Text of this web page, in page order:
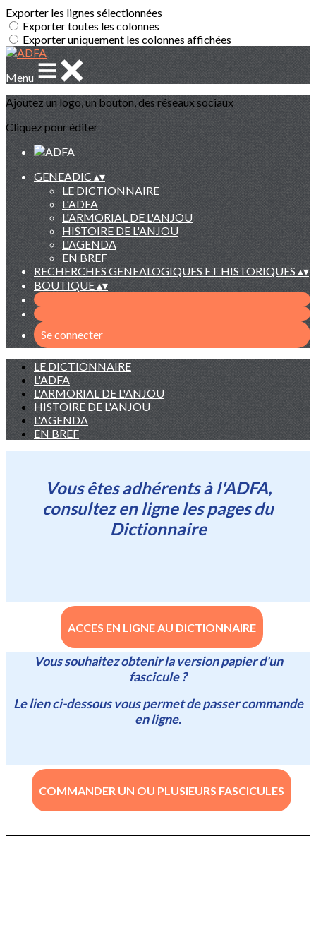
Exporter les lignes sélectionnées
Exporter toutes les colonnes
Exporter uniquement les colonnes affichées
Menu
Ajoutez un logo, un bouton, des réseaux sociaux
Cliquez pour éditer
GENEADIC ▴▾
LE DICTIONNAIRE
L'ADFA
L'ARMORIAL DE L'ANJOU
HISTOIRE DE L'ANJOU
L'AGENDA
EN BREF
RECHERCHES GENEALOGIQUES ET HISTORIQUES▴▾
BOUTIQUE▴▾
Se connecter
LE DICTIONNAIRE
L'ADFA
L'ARMORIAL DE L'ANJOU
HISTOIRE DE L'ANJOU
L'AGENDA
EN BREF
Vous êtes adhérents à l'ADFA,
consultez en ligne les pages du
Dictionnaire
ACCES EN LIGNE AU DICTIONNAIRE
Vous souhaitez obtenir la version papier d'un
fascicule ?
Le lien ci-dessous vous permet de passer commande
en ligne.
COMMANDER UN OU PLUSIEURS FASCICULES